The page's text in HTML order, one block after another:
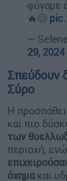
φύγαμε
🔥😢
—
29, 2024
Σπεύδουν
Σύρο
Η
και πιο
των
περιοχή,
όχημακαι